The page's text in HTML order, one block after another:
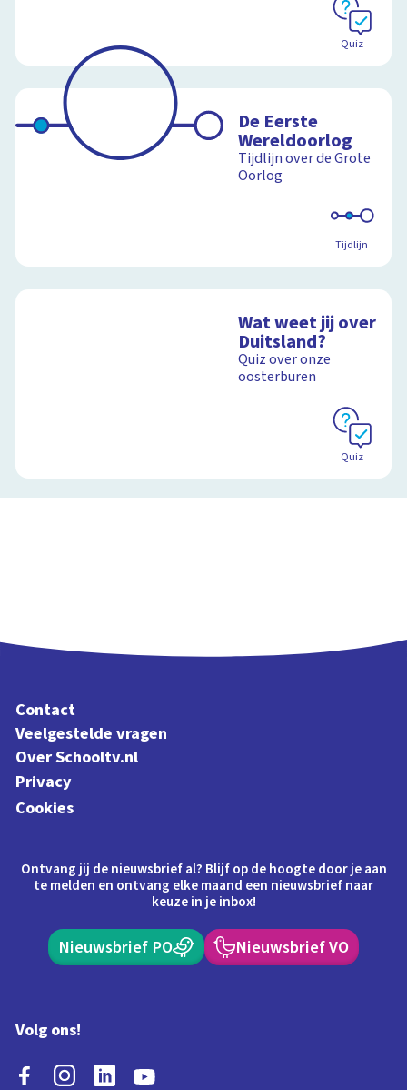
Quiz
De Eerste
Wereldoorlog
Tijdlijn over de Grote
Oorlog
Tijdlijn
Wat weet jij over
Duitsland?
Quiz over onze
oosterburen
Quiz
Contact
Veelgestelde vragen
Over Schooltv.nl
Privacy
Cookies
Ontvang jij de nieuwsbrief al? Blijf op de hoogte door je aan
te melden en ontvang elke maand een nieuwsbrief naar
keuze in je inbox!
Nieuwsbrief PO Nieuwsbrief VO
Volg ons!